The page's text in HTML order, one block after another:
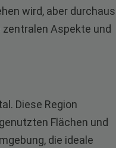
wird, aber durchaus
Aspekte und
Diese Region
Flächen und
die ideale